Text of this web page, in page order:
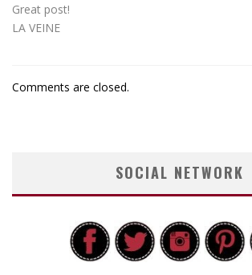
Great post!
LA VEINE
Comments are closed.
SOCIAL NETWORK